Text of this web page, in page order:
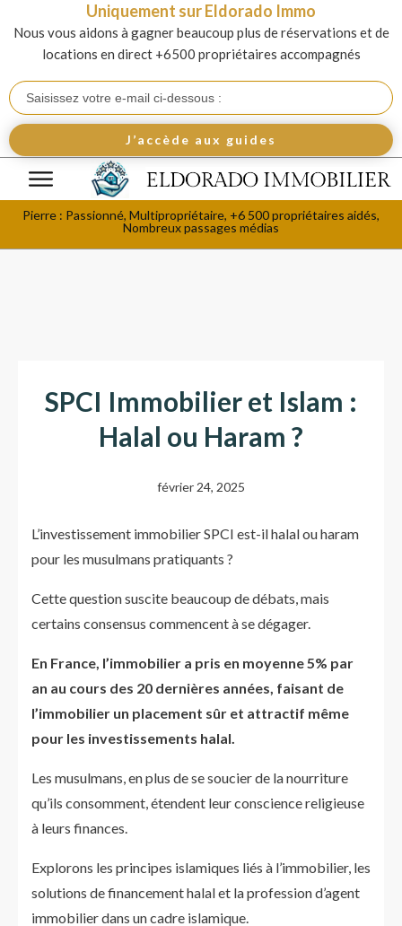
Uniquement sur Eldorado Immo
Nous vous aidons à gagner beaucoup plus de réservations et de
locations en direct +6500 propriétaires accompagnés
J’accède aux guides
Pierre : Passionné, Multipropriétaire, +6 500 propriétaires aidés,
Nombreux passages médias
SPCI Immobilier et Islam :
Halal ou Haram ?
février 24, 2025
L’investissement immobilier SPCI est-il halal ou haram
pour les musulmans pratiquants ?
Cette question suscite beaucoup de débats, mais
certains consensus commencent à se dégager.
En France, l’immobilier a pris en moyenne 5% par
an au cours des 20 dernières années, faisant de
l’immobilier un placement sûr et attractif même
pour les investissements halal​.
Les musulmans, en plus de se soucier de la nourriture
qu’ils consomment, étendent leur conscience religieuse
à leurs finances.
Explorons les principes islamiques liés à l’immobilier, les
solutions de financement halal et la profession d’agent
immobilier dans un cadre islamique.